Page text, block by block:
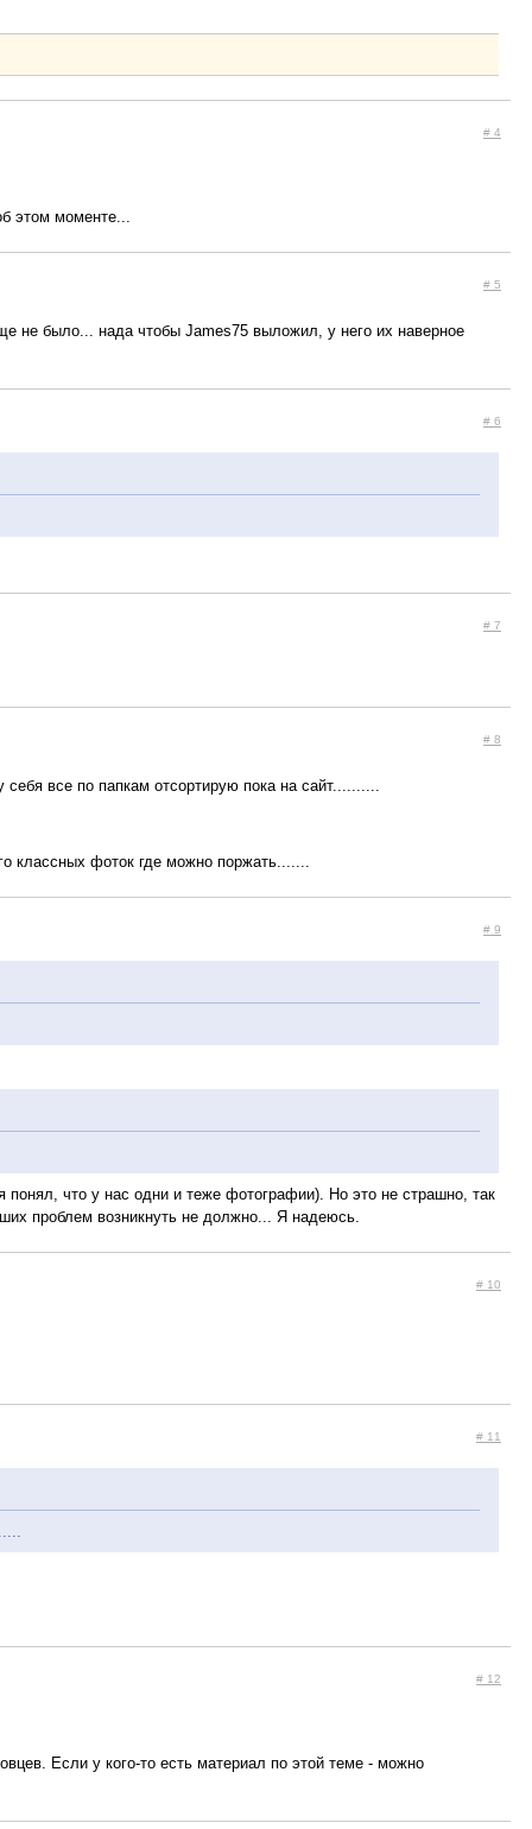
# 4
этом моменте...
# 5
не было... нада чтобы James75 выложил, у него их наверное
# 6
# 7
# 8
все по папкам отсортирую пока на сайт..........
классных фоток где можно поржать.......
# 9
что у нас одни и теже фотографии). Но это не страшно, так
проблем возникнуть не должно... Я надеюсь.
# 10
# 11
# 12
Если у кого-то есть материал по этой теме - можно